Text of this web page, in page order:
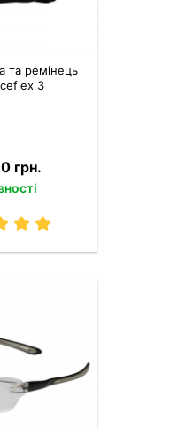
та ремінець
3
грн.